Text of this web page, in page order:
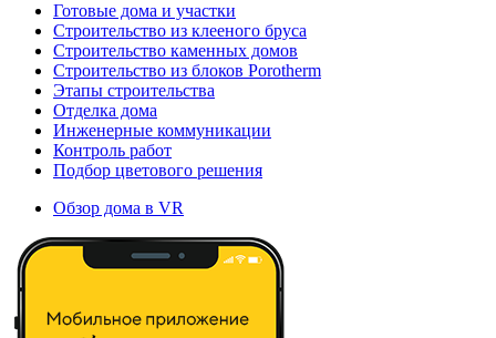
Готовые дома и участки
Строительство из клееного бруса
Строительство каменных домов
Строительство из блоков Porotherm
Этапы строительства
Отделка дома
Инженерные коммуникации
Контроль работ
Подбор цветового решения
Обзор дома в VR